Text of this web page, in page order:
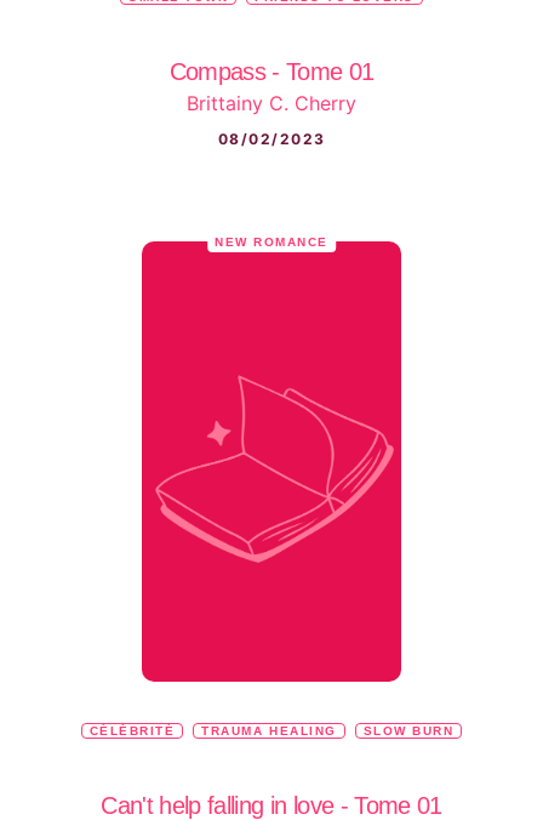
Compass - Tome 01
Brittainy C. Cherry
08/02/2023
NEW ROMANCE
CÉLÉBRITÉ TRAUMA HEALING SLOW BURN
Can't help falling in love - Tome 01